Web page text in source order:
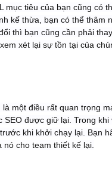
tiêu của bạn cũng có
kế thừa, bạn có thể thâm
thì bạn cũng cần phải
xét lại sự tồn tại của
một điều rất quan trọng
được giữ lại. Trong
khi khởi chạy lại. Bạn
cho team thiết kế lại.